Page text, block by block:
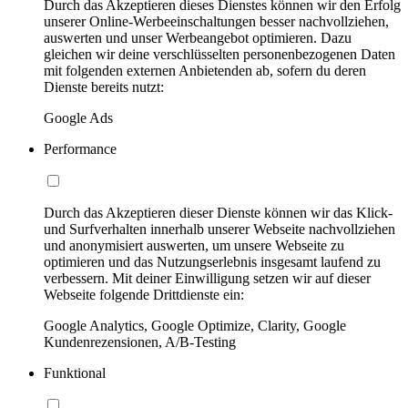
Durch das Akzeptieren dieses Dienstes können wir den Erfolg
unserer Online-Werbeeinschaltungen besser nachvollziehen,
auswerten und unser Werbeangebot optimieren. Dazu
gleichen wir deine verschlüsselten personenbezogenen Daten
mit folgenden externen Anbietenden ab, sofern du deren
Dienste bereits nutzt:
Google Ads
Performance
Durch das Akzeptieren dieser Dienste können wir das Klick-
und Surfverhalten innerhalb unserer Webseite nachvollziehen
und anonymisiert auswerten, um unsere Webseite zu
optimieren und das Nutzungserlebnis insgesamt laufend zu
verbessern. Mit deiner Einwilligung setzen wir auf dieser
Webseite folgende Drittdienste ein:
Google Analytics, Google Optimize, Clarity, Google
Kundenrezensionen, A/B-Testing
Funktional